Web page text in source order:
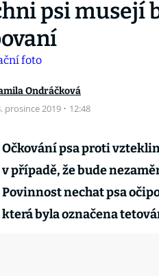
psi musejí
Ondráčková
prosince 2019 · 12:48
Očkování psa proti
v případě, že bude
Povinnost nechat psa
která byla označena